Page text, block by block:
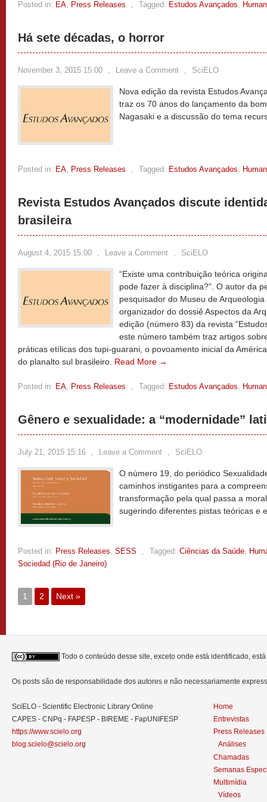
Posted in: EA, Press Releases , Tagged: Estudos Avançados,
Há sete décadas, o horror
November 3, 2015 15:00 , Leave a Comment , SciELO
Nova edição da revista Estudos
traz os 70 anos do lançamento da
Nagasaki e a discussão do tema
Posted in: EA, Press Releases , Tagged: Estudos Avançados,
Revista Estudos Avançados discute
brasileira
August 4, 2015 15:00 , Leave a Comment , SciELO
“Existe uma contribuição teórica
pode fazer à disciplina?”. O autor da
pesquisador do Museu de
organizador do dossiê Aspectos da
edição (número 83) da revista
este número também traz artigos
práticas etílicas dos tupi-guarani, o povoamento inicial da
do planalto sul brasileiro. Read More →
Posted in: EA, Press Releases , Tagged: Estudos Avançados,
Gênero e sexualidade: a “modernidade”
July 21, 2015 15:16 , Leave a Comment , SciELO
O número 19, do periódico
caminhos instigantes para a
transformação pela qual passa a
sugerindo diferentes pistas teóricas e
Posted in: Press Releases, SESS , Tagged: Ciências da Saúde,
Sociedad (Rio de Janeiro)
1 2 Next »
Todo o conteúdo desse site, exceto onde está identificado,
Os posts são de responsabilidade dos autores e não necessariamente
SciELO - Scientific Electronic Library Online
CAPES - CNPq - FAPESP - BIREME - FapUNIFESP
https://www.scielo.org
blog.scielo@scielo.org
Home
Entrevistas
Press Releases
Análises
Chamadas
Semanas
Multimídia
Vídeos